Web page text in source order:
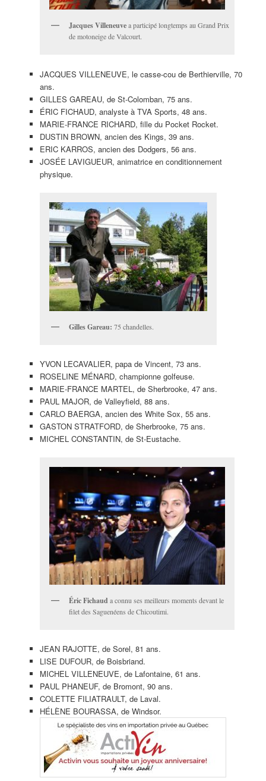
Jacques Villeneuvea participé longtemps au Grand Prix
de motoneige de Valcourt.
JACQUES VILLENEUVE, le casse-cou de Berthierville, 70
ans.
GILLES GAREAU, de St-Colomban, 75 ans.
ÉRIC FICHAUD, analyste à TVA Sports, 48 ans.
MARIE-FRANCE RICHARD, fille du Pocket Rocket.
DUSTIN BROWN, ancien des Kings, 39 ans.
ERIC KARROS, ancien des Dodgers, 56 ans.
JOSÉE LAVIGUEUR, animatrice en conditionnement
physique.
Gilles Gareau: 75 chandelles.
YVON LECAVALIER, papa de Vincent, 73 ans.
ROSELINE MÉNARD, championne golfeuse.
MARIE-FRANCE MARTEL, de Sherbrooke, 47 ans.
PAUL MAJOR, de Valleyfield, 88 ans.
CARLO BAERGA, ancien des White Sox, 55 ans.
GASTON STRATFORD, de Sherbrooke, 75 ans.
MICHEL CONSTANTIN, de St-Eustache.
Éric Fichaud a connu ses meilleurs moments devant le
filet des Saguenéens de Chicoutimi.
JEAN RAJOTTE, de Sorel, 81 ans.
LISE DUFOUR, de Boisbriand.
MICHEL VILLENEUVE, de Lafontaine, 61 ans.
PAUL PHANEUF, de Bromont, 90 ans.
COLETTE FILIATRAULT, de Laval.
HÉLÈNE BOURASSA, de Windsor.